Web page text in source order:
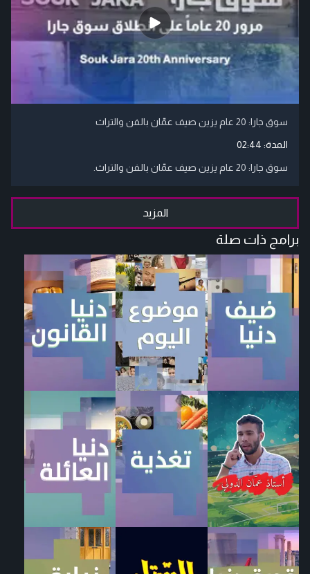
سوق جارا: 20 عام يزين صيف عمّان بالفن والتراث
المدة: 02:44
سوق جارا: 20 عام يزين صيف عمّان بالفن والتراث.
المزيد
برامج ذات صلة